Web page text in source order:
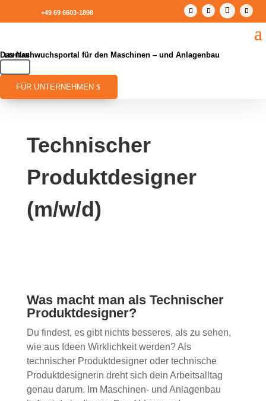
+49 69 6603-1898
Das Nachwuchsportal für den Maschinen – und Anlagenbau
FÜR UNTERNEHMEN
Technischer
Produktdesigner
(m/w/d)
Was macht man als Technischer
Produktdesigner?
Du findest, es gibt nichts besseres, als zu sehen,
wie aus Ideen Wirklichkeit werden? Als
technischer Produktdesigner oder technische
Produktdesignerin dreht sich dein Arbeitsalltag
genau darum. Im Maschinen- und Anlagenbau